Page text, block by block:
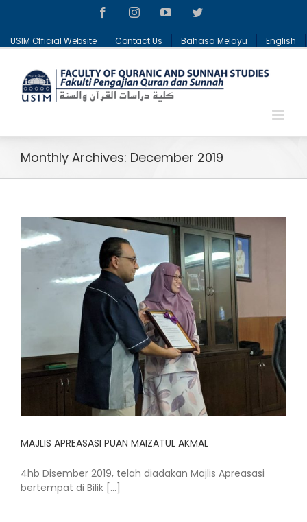
FacebookInstagramYouTubeTwitter
USIM Official Website Contact Us Bahasa Melayu English
Monthly Archives: December 2019
MAJLIS APREASASI PUAN MAIZATUL AKMAL
4hb Disember 2019, telah diadakan Majlis Apreasasi
bertempat di Bilik [...]